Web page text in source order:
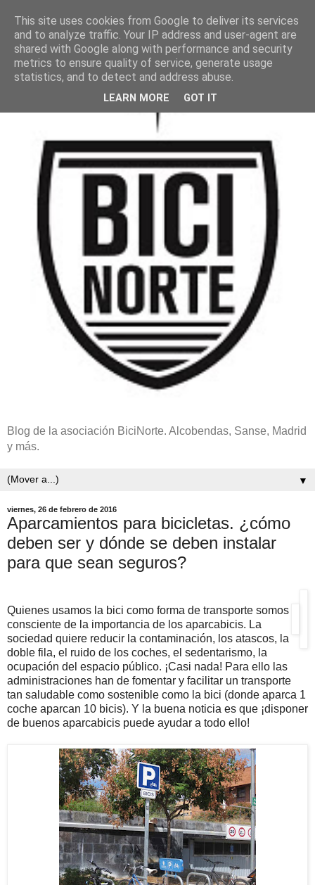
Blog de la asociación BiciNorte. Alcobendas, Sanse, Madrid
y más.
▼
viernes, 26 de febrero de 2016
Aparcamientos para bicicletas. ¿cómo
deben ser y dónde se deben instalar
para que sean seguros?
Quienes usamos la bici como forma de transporte somos
consciente de la importancia de los aparcabicis. La
sociedad quiere reducir la contaminación, los atascos, la
doble fila, el ruido de los coches, el sedentarismo, la
ocupación del espacio público. ¡Casi nada! Para ello las
administraciones han de fomentar y facilitar un transporte
tan saludable como sostenible como la bici (donde aparca 1
coche aparcan 10 bicis). Y la buena noticia es que ¡disponer
de buenos aparcabicis puede ayudar a todo ello!
This site uses cookies from Google to deliver its services
and to analyze traffic. Your IP address and user-agent are
shared with Google along with performance and security
metrics to ensure quality of service, generate usage
statistics, and to detect and address abuse.
LEARN MORE GOT IT